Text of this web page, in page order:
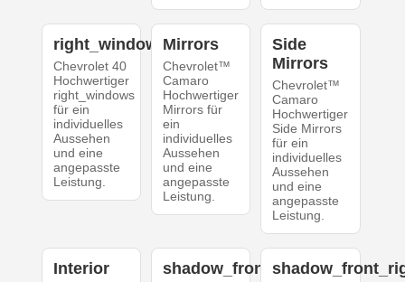
right_windows
Chevrolet 40
Hochwertiger
right_windows
für ein
individuelles
Aussehen
und eine
angepasste
Leistung.
Mirrors
Chevrolet™
Camaro
Hochwertiger
Mirrors für
ein
individuelles
Aussehen
und eine
angepasste
Leistung.
Side
Mirrors
Chevrolet™
Camaro
Hochwertiger
Side Mirrors
für ein
individuelles
Aussehen
und eine
angepasste
Leistung.
Interior shadow_front_left